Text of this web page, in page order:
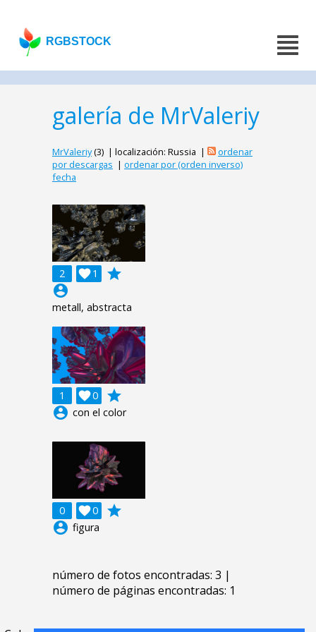
RGBSTOCK
galería de MrValeriy
MrValeriy(3) | localización: Russia |
ordenar
por descargas | ordenar por (orden inverso)
fecha
2 1

grade
account_circle
metall, abstracta
1 0

grade
account_circle con el color
0 0

grade
account_circle figura
número de fotos encontradas: 3 |
número de páginas encontradas: 1